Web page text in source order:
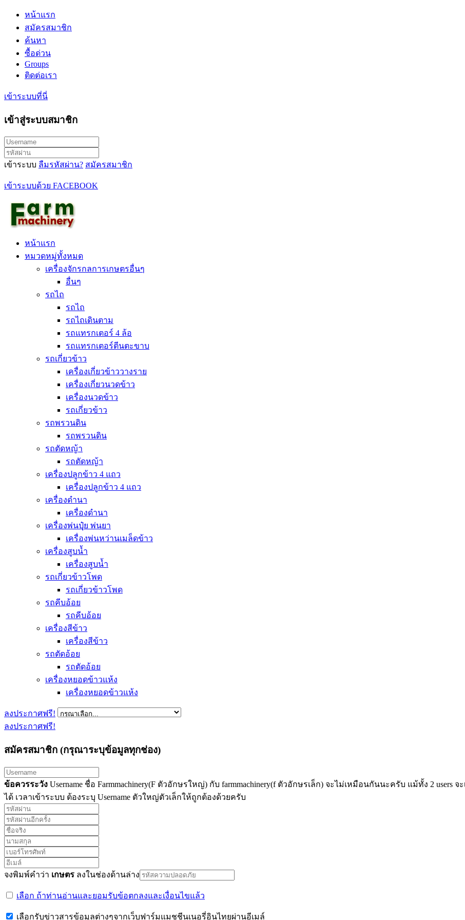
หน้าแรก
สมัครสมาชิก
ค้นหา
ซื้อด่วน
Groups
ติดต่อเรา
เข้าระบบที่นี่
เข้าสู่ระบบสมาชิก
เข้าระบบ ลืมรหัสผ่าน? สมัครสมาชิก
เข้าระบบด้วย FACEBOOK
หน้าแรก
หมวดหมู่ทั้งหมด
เครื่องจักรกลการเกษตรอื่นๆ
อื่นๆ
รถไถ
รถไถ
รถไถเดินตาม
รถแทรกเตอร์ 4 ล้อ
รถแทรกเตอร์ตีนตะขาบ
รถเกี่ยวข้าว
เครื่องเกี่ยวข้าววางราย
เครื่องเกี่ยวนวดข้าว
เครื่องนวดข้าว
รถเกี่ยวข้าว
รถพรวนดิน
รถพรวนดิน
รถตัดหญ้า
รถตัดหญ้า
เครื่องปลูกข้าว 4 แถว
เครื่องปลูกข้าว 4 แถว
เครื่องดำนา
เครื่องดำนา
เครื่องพ่นปุุ๋ย พ่นยา
เครื่องพ่นหว่านเมล็ดข้าว
เครื่องสูบน้ำ
เครื่องสูบน้ำ
รถเกี่ยวข้าวโพด
รถเกี่ยวข้าวโพด
รถคีบอ้อย
รถคีบอ้อย
เครื่องสีข้าว
เครื่องสีข้าว
รถตัดอ้อย
รถตัดอ้อย
เครื่องหยอดข้าวแห้ง
เครื่องหยอดข้าวแห้ง
ลงประกาศฟรี!
ลงประกาศฟรี!
สมัครสมาชิก (กรุณาระบุข้อมูลทุกช่อง)
ข้อควรระวัง Username ชื่อ Farmmachinery(F ตัวอักษรใหญ่) กับ farmmachinery(f ตัวอักษรเล็ก) จะไม่เหมือนกันนะครับ แม้ทั้ง 2 users จ
ได้ เวลาเข้าระบบ ต้องระบุ Username ตัวใหญ่ตัวเล็กให้ถูกต้องด้วยครับ
จงพิมพ์คำว่า เกษตร ลงในช่องด้านล่าง
เลือก ถ้าท่านอ่านและยอมรับข้อตกลงและเงื่อนไขแล้ว
เลือกรับข่าวสารข้อมูลต่างๆจากเว็บฟาร์มแมชชีนเนอรี่อินไทยผ่านอีเมล์